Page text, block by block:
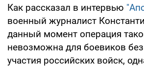
Как рассказал в интервью
военный журналист
данный момент операция
невозможна для боевиков
участия российских войск,